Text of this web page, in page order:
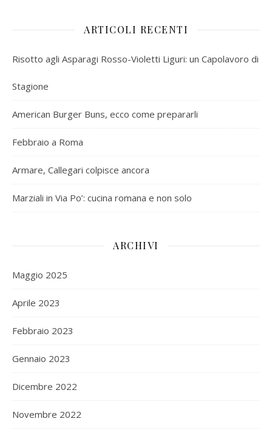
ARTICOLI RECENTI
Risotto agli Asparagi Rosso-Violetti Liguri: un Capolavoro di
Stagione
American Burger Buns, ecco come prepararli
Febbraio a Roma
Armare, Callegari colpisce ancora
Marziali in Via Po’: cucina romana e non solo
ARCHIVI
Maggio 2025
Aprile 2023
Febbraio 2023
Gennaio 2023
Dicembre 2022
Novembre 2022